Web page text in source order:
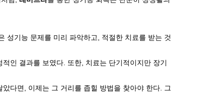
성기능 문제를 미리 파악하고, 적절한 치료를 받는 것
인 결과를 보였다. 또한, 치료는 단기적이지만 장기
다면, 이제는 그 거리를 좁힐 방법을 찾아야 한다. 그